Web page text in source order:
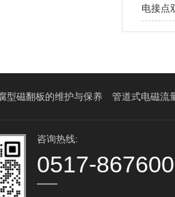
电接点
型磁翻板的维护与保养 管道式电磁流
咨询热线:
0517-